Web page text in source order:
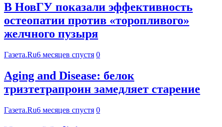
В НовГУ показали эффективность
остеопатии против «торопливого»
желчного пузыря
Газета.Ru6 месяцев спустя 0
Aging and Disease: белок
тризтетрапроин замедляет старение
Газета.Ru6 месяцев спустя 0